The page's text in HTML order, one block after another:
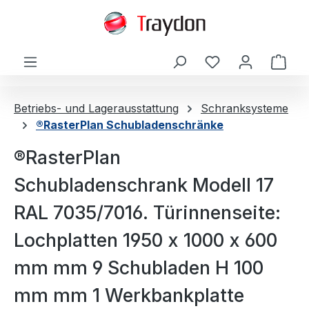
Betriebs- und Lagerausstattung
Schranksysteme
®RasterPlan Schubladenschränke
®RasterPlan
Schubladenschrank Modell 17
RAL 7035/7016. Türinnenseite:
Lochplatten 1950 x 1000 x 600
mm mm 9 Schubladen H 100
mm mm 1 Werkbankplatte